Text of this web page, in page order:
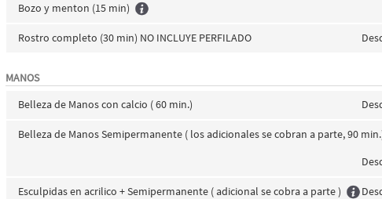
Bozo y menton (15 min)
Rostro completo (30 min) NO INCLUYE PERFILADO
MANOS
Belleza de Manos con calcio ( 60 min.)
Belleza de Manos Semipermanente ( los adicionales se cobran a parte, 90
Esculpidas en acrilico + Semipermanente ( adicional se cobra a parte )